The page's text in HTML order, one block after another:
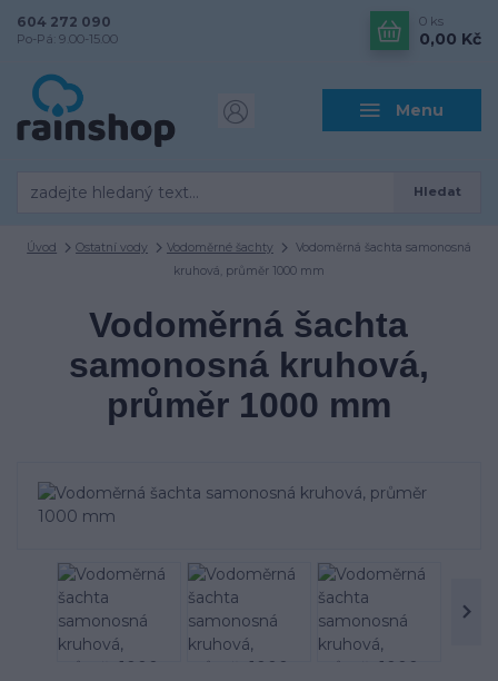
Menu
Hledat
604 272 090
Po-Pá: 9.00-15.00
0 ks
0,00 Kč
Úvod Ostatní vody Vodoměrné šachty
Vodoměrná šachta samonosná
kruhová, průměr 1000 mm
Vodoměrná šachta
samonosná kruhová,
průměr 1000 mm